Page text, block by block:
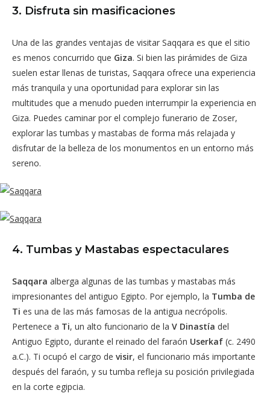
3. Disfruta sin masificaciones
Una de las grandes ventajas de visitar Saqqara es que el sitio
es menos concurrido que Giza. Si bien las pirámides de Giza
suelen estar llenas de turistas, Saqqara ofrece una experiencia
más tranquila y una oportunidad para explorar sin las
multitudes que a menudo pueden interrumpir la experiencia en
Giza. Puedes caminar por el complejo funerario de Zoser,
explorar las tumbas y mastabas de forma más relajada y
disfrutar de la belleza de los monumentos en un entorno más
sereno.
4. Tumbas y Mastabas espectaculares
Saqqara alberga algunas de las tumbas y mastabas más
impresionantes del antiguo Egipto. Por ejemplo, la Tumba de
Ti es una de las más famosas de la antigua necrópolis.
Pertenece a Ti, un alto funcionario de la V Dinastía del
Antiguo Egipto, durante el reinado del faraón Userkaf (c. 2490
a.C.). Ti ocupó el cargo de visir, el funcionario más importante
después del faraón, y su tumba refleja su posición privilegiada
en la corte egipcia.